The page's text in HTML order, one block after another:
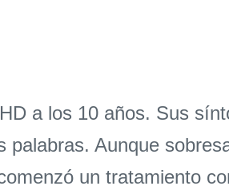
a los 10 años. Sus
Aunque
un tratamiento